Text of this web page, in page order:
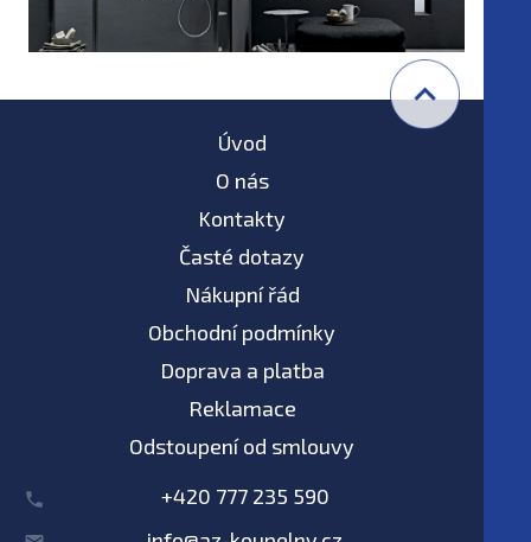
Úvod
O nás
Kontakty
Časté dotazy
Nákupní řád
Obchodní podmínky
Doprava a platba
Reklamace
Odstoupení od smlouvy
+420 777 235 590